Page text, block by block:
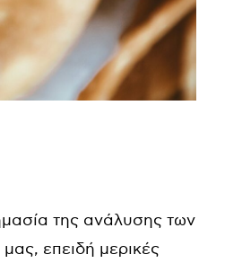
της ανάλυσης των
επειδή μερικές